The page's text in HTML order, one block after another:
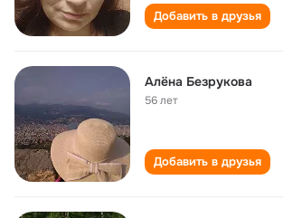
Добавить в друзья
Алёна Безрукова
56 лет
Добавить в друзья